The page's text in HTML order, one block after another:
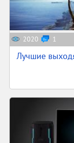
2020 1
Лучшие